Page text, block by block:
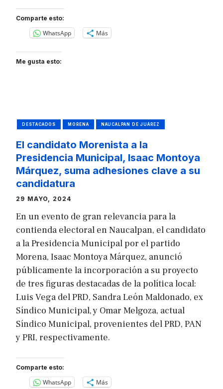
Comparte esto:
WhatsApp Más
Me gusta esto:
DESTACADOS MORENA NAUCALPAN DE JUÁREZ
El candidato Morenista a la
Presidencia Municipal, Isaac Montoya
Márquez, suma adhesiones clave a su
candidatura
29 MAYO, 2024
En un evento de gran relevancia para la
contienda electoral en Naucalpan, el candidato
a la Presidencia Municipal por el partido
Morena, Isaac Montoya Márquez, anunció
públicamente la incorporación a su proyecto
de tres figuras destacadas de la política local:
Luis Vega del PRD, Sandra León Maldonado, ex
Síndico Municipal, y Omar Melgoza, actual
Síndico Municipal, provenientes del PRD, PAN
y PRI, respectivamente.
Comparte esto:
WhatsApp Más